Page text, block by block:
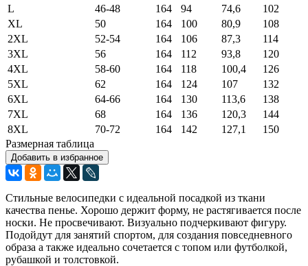
L
46-48 164 94 74,6
102
XL
50 164 100 80,9
108
2XL
52-54 164 106 87,3
114
3XL
56 164 112 93,8
120
4XL
58-60 164 118 100,4
126
5XL
62 164 124 107
132
6XL
64-66 164 130 113,6
138
7XL
68 164 136 120,3
144
8XL
70-72 164 142 127,1
150
Размерная таблица
Добавить в избранное
Стильные велосипедки с идеальной посадкой из ткани
качества пенье. Хорошо держит форму, не растягивается после
носки. Не просвечивают. Визуально подчеркивают фигуру.
Подойдут для занятий спортом, для создания повседневного
образа а также идеально сочетается с топом или футболкой,
рубашкой и толстовкой.